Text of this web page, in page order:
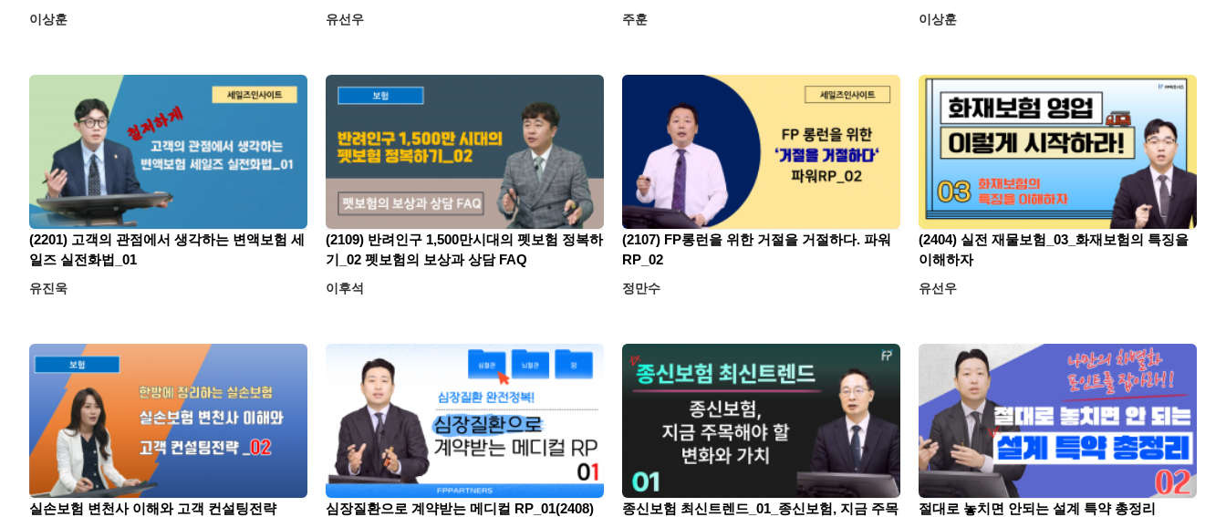
이상훈 유선우 주훈 이상훈
(2201) 고객의 관점에서 생각하는 변액보험 세
일즈 실전화법_01
유진욱
(2109) 반려인구 1,500만시대의 펫보험 정복하
기_02 펫보험의 보상과 상담 FAQ
이후석
(2107) FP롱런을 위한 거절을 거절하다. 파워
RP_02
정만수
(2404) 실전 재물보험_03_화재보험의 특징을
이해하자
유선우
실손보험 변천사 이해와 고객 컨설팅전략 심장질환으로 계약받는 메디컬 RP_01(2408) 종신보험 최신트렌드_01_종신보험, 지금 주목 절대로 놓치면 안되는 설계 특약 총정리